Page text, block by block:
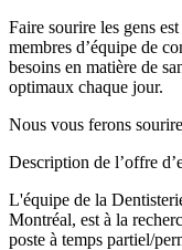
Faire sourire les gens
membres d’équipe de
besoins en matière de
optimaux chaque jour.
Nous vous ferons
Description de l’offre
L'équipe de la
Montréal, est à la
poste à temps partiel/